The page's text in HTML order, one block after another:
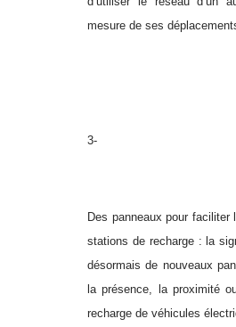
mesure de ses
3-
Des panneaux pour faciliter
stations de recharge : la
désormais de nouveaux
la présence, la proximité
recharge de véhicules